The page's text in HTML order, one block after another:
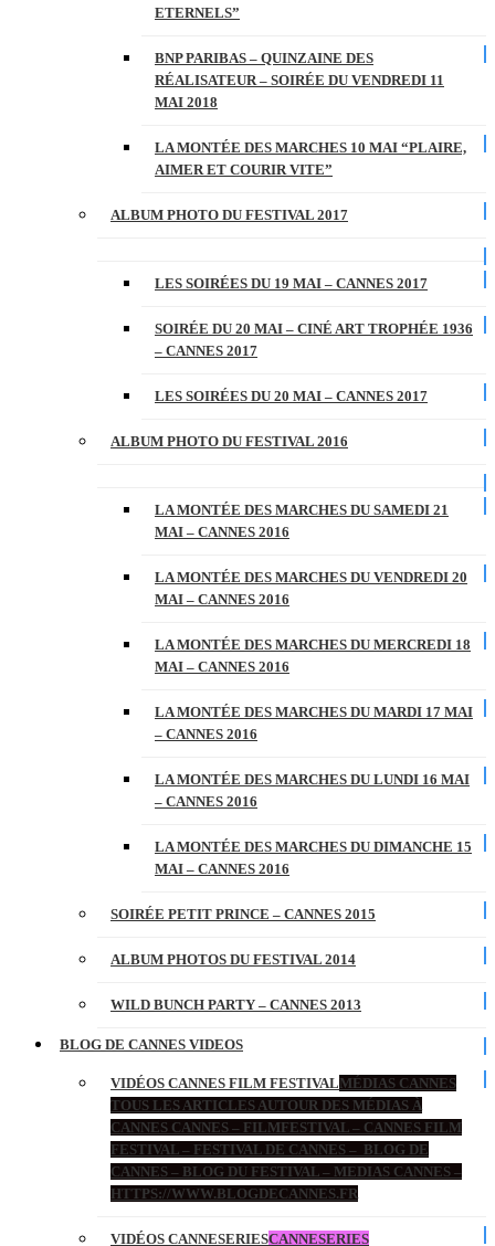
ETERNELS”
BNP PARIBAS – QUINZAINE DES
RÉALISATEUR – SOIRÉE DU VENDREDI 11
MAI 2018
LA MONTÉE DES MARCHES 10 MAI “PLAIRE,
AIMER ET COURIR VITE”
ALBUM PHOTO DU FESTIVAL 2017
LES SOIRÉES DU 19 MAI – CANNES 2017
SOIRÉE DU 20 MAI – CINÉ ART TROPHÉE 1936
– CANNES 2017
LES SOIRÉES DU 20 MAI – CANNES 2017
ALBUM PHOTO DU FESTIVAL 2016
LA MONTÉE DES MARCHES DU SAMEDI 21
MAI – CANNES 2016
LA MONTÉE DES MARCHES DU VENDREDI 20
MAI – CANNES 2016
LA MONTÉE DES MARCHES DU MERCREDI 18
MAI – CANNES 2016
LA MONTÉE DES MARCHES DU MARDI 17 MAI
– CANNES 2016
LA MONTÉE DES MARCHES DU LUNDI 16 MAI
– CANNES 2016
LA MONTÉE DES MARCHES DU DIMANCHE 15
MAI – CANNES 2016
SOIRÉE PETIT PRINCE – CANNES 2015
ALBUM PHOTOS DU FESTIVAL 2014
WILD BUNCH PARTY – CANNES 2013
BLOG DE CANNES VIDEOS
VIDÉOS CANNES FILM FESTIVALMÉDIAS CANNES
TOUS LES ARTICLES AUTOUR DES MÉDIAS À
CANNES CANNES – FILMFESTIVAL – CANNES FILM
FESTIVAL – FESTIVAL DE CANNES – BLOG DE
CANNES – BLOG DU FESTIVAL – MEDIAS CANNES –
HTTPS://WWW.BLOGDECANNES.FR
VIDÉOS CANNESERIESCANNESERIES